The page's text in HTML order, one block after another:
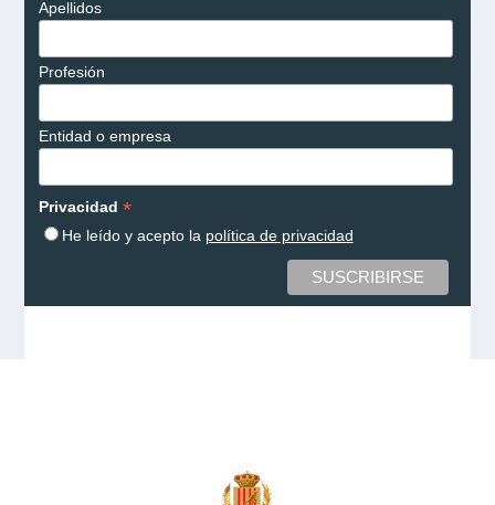
Apellidos
Profesión
Entidad o empresa
Privacidad *
He leído y acepto la política de privacidad